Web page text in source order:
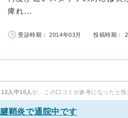
痺れ...
受診時期： 2014年03月 投稿時期：
12人中10人 が、この口コミが参考になったと投
腱鞘炎で通院中です